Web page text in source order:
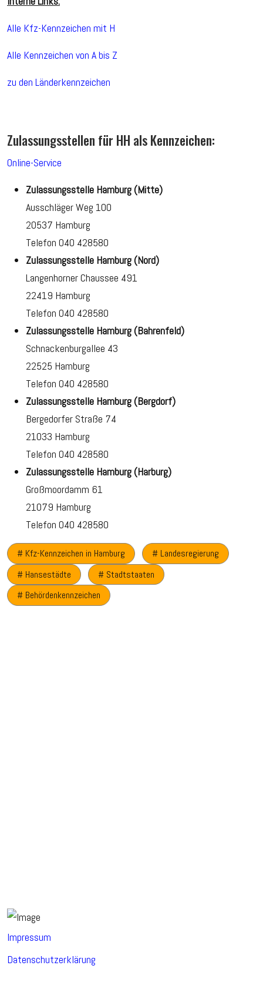
Alle Kfz-Kennzeichen mit H
Alle Kennzeichen von A bis Z
zu den Länderkennzeichen
Zulassungsstellen für HH als Kennzeichen:
Online-Service
Zulassungsstelle Hamburg (Mitte)
Ausschläger Weg 100
20537 Hamburg
Telefon 040 428580
Zulassungsstelle Hamburg (Nord)
Langenhorner Chaussee 491
22419 Hamburg
Telefon 040 428580
Zulassungsstelle Hamburg (Bahrenfeld)
Schnackenburgallee 43
22525 Hamburg
Telefon 040 428580
Zulassungsstelle Hamburg (Bergdorf)
Bergedorfer Straße 74
21033 Hamburg
Telefon 040 428580
Zulassungsstelle Hamburg (Harburg)
Großmoordamm 61
21079 Hamburg
Telefon 040 428580
# Kfz-Kennzeichen in Hamburg
# Landesregierung
# Hansestädte
# Stadtstaaten
# Behördenkennzeichen
Impressum
Datenschutzerklärung